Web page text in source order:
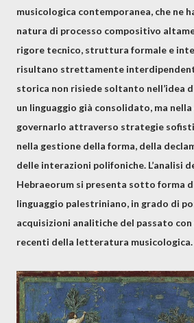
musicologica contemporanea, che ne
natura di processo compositivo
rigore tecnico, struttura formale e
risultano strettamente
storica non risiede soltanto nell’idea
un linguaggio già consolidato, ma
governarlo attraverso strategie
nella gestione della forma, della
delle interazioni polifoniche. L’analisi
Hebraeorum si presenta sotto forma
linguaggio palestriniano, in grado di
acquisizioni analitiche del passato
recenti della letteratura musicologica.